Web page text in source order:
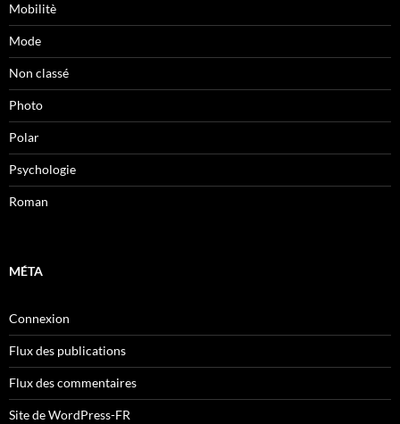
Mobilitè
Mode
Non classé
Photo
Polar
Psychologie
Roman
MÉTA
Connexion
Flux des publications
Flux des commentaires
Site de WordPress-FR